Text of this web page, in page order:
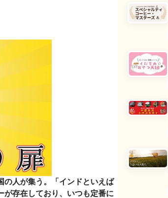
の人が集う。「インドといえば
存在しており、いつも定番に